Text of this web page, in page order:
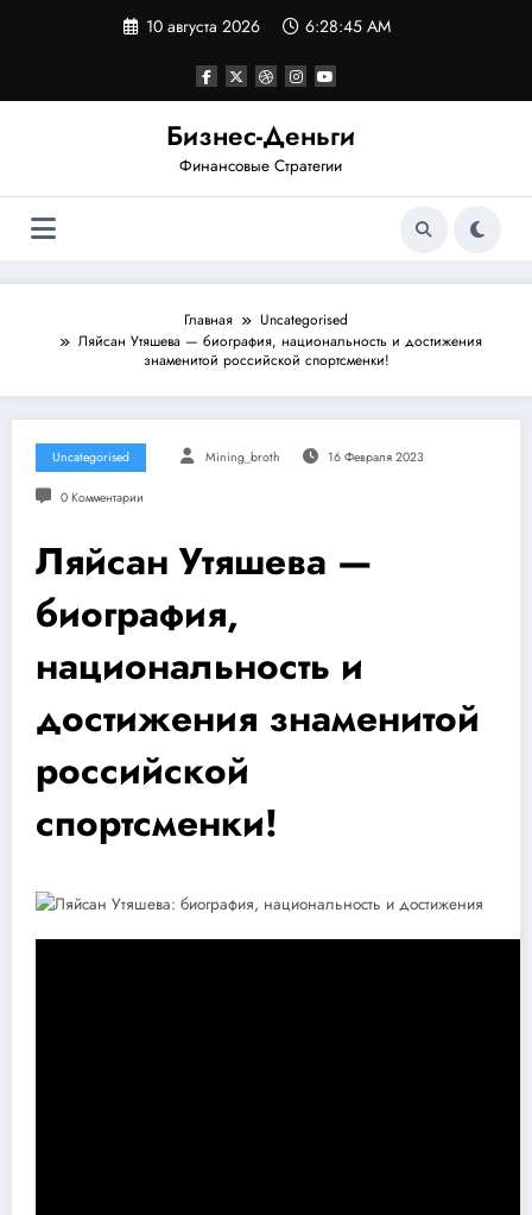
10 августа 2026 6:28:45 AM
Бизнес-Деньги
Финансовые Стратегии
Главная
Uncategorised
Ляйсан Утяшева — биография, национальность и достижения
знаменитой российской спортсменки!
Uncategorised Mining_broth 16 Февраля 2023
0 Комментарии
Ляйсан Утяшева —
биография,
национальность и
достижения знаменитой
российской
спортсменки!